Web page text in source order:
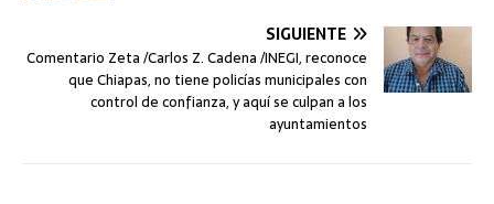
SIGUIENTE
Comentario Zeta /Carlos Z. Cadena /INEGI, reconoce
que Chiapas, no tiene policías municipales con
control de confianza, y aquí se culpan a los
ayuntamientos